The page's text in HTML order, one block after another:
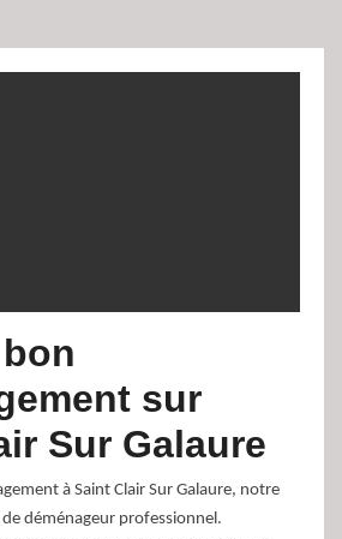
sur
Sur Galaure
à Saint Clair Sur Galaure, notre
déménageur professionnel.